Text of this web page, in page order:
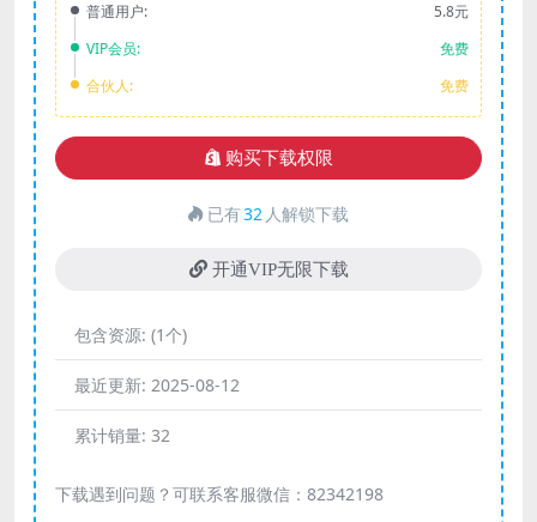
普通用户:
5.8元
VIP会员:
免费
合伙人:
免费
购买下载权限
已有32 人解锁下载
开通VIP无限下载
包含资源: (1个)
最近更新: 2025-08-12
累计销量: 32
下载遇到问题？可联系客服微信：82342198